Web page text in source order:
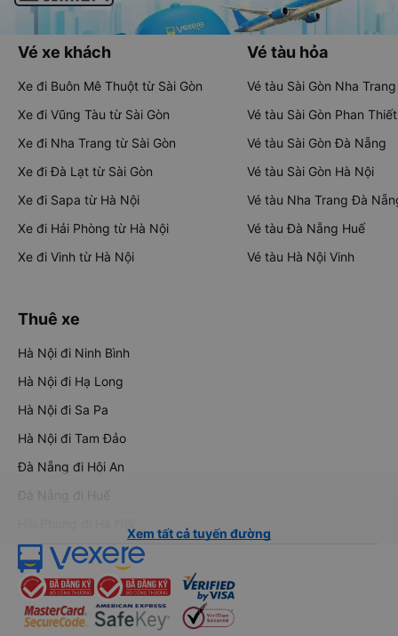
Vé xe khách
Xe đi Buôn Mê Thuột từ Sài Gòn
Xe đi Vũng Tàu từ Sài Gòn
Xe đi Nha Trang từ Sài Gòn
Xe đi Đà Lạt từ Sài Gòn
Xe đi Sapa từ Hà Nội
Xe đi Hải Phòng từ Hà Nội
Xe đi Vinh từ Hà Nội
Vé tàu hỏa
Vé tàu Sài Gòn Nha Trang
Vé tàu Sài Gòn Phan Thiết
Vé tàu Sài Gòn Đà Nẵng
Vé tàu Sài Gòn Hà Nội
Vé tàu Nha Trang Đà
Vé tàu Đà Nẵng Huế
Vé tàu Hà Nội Vinh
Thuê xe
Hà Nội đi Ninh Bình
Hà Nội đi Hạ Long
Hà Nội đi Sa Pa
Hà Nội đi Tam Đảo
Đà Nẵng đi Hội An
Đà Nẵng đi Huế
Xem tất cả tuyến đường